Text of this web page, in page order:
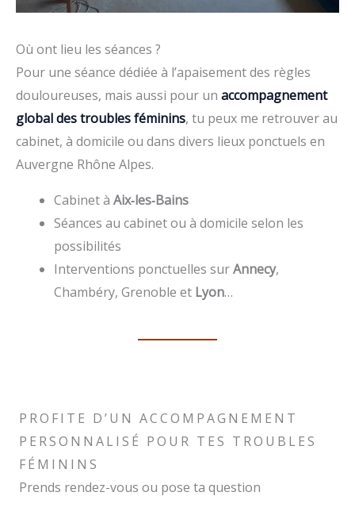
Où ont lieu les séances ?
Pour une séance dédiée à l’apaisement des règles
douloureuses, mais aussi pour un accompagnement
global des troubles féminins, tu peux me retrouver au
cabinet, à domicile ou dans divers lieux ponctuels en
Auvergne Rhône Alpes.
Cabinet à Aix‑les‑Bains
Séances au cabinet ou à domicile selon les
possibilités
Interventions ponctuelles surAnnecy,
Chambéry, Grenoble et Lyon…
PROFITE D’UN ACCOMPAGNEMENT
PERSONNALISÉ POUR TES TROUBLES
FÉMININS
Prends rendez-vous ou pose ta question